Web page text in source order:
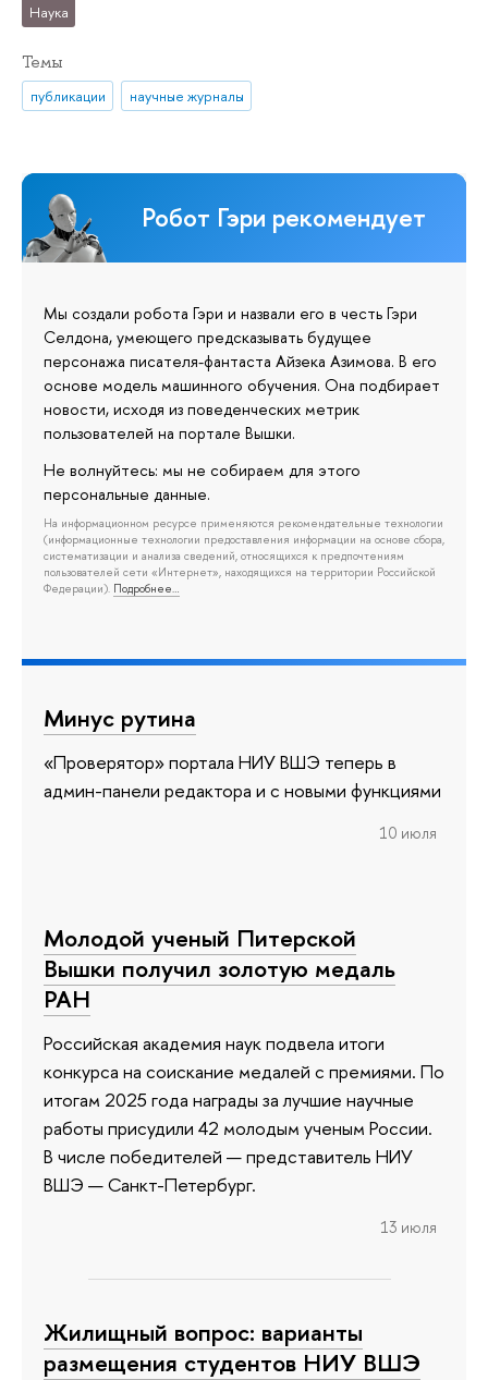
Наука
Темы
публикации научные журналы
Робот Гэри рекомендует
Мы создали робота Гэри и назвали его в честь Гэри
Селдона, умеющего предсказывать будущее
персонажа писателя-фантаста Айзека Азимова. В его
основе модель машинного обучения. Она подбирает
новости, исходя из поведенческих метрик
пользователей на портале Вышки.
Не волнуйтесь: мы не собираем для этого
персональные данные.
На информационном ресурсе применяются рекомендательные технологии
(информационные технологии предоставления информации на основе сбора,
систематизации и анализа сведений, относящихся к предпочтениям
пользователей сети «Интернет», находящихся на территории Российской
Федерации). Подробнее…
Минус рутина
«Проверятор» портала НИУ ВШЭ теперь в
админ-панели редактора и с новыми функциями
10 июля
Молодой ученый Питерской
Вышки получил золотую медаль
РАН
Российская академия наук подвела итоги
конкурса на соискание медалей с премиями. По
итогам 2025 года награды за лучшие научные
работы присудили 42 молодым ученым России.
В числе победителей — представитель НИУ
ВШЭ — Санкт-Петербург.
13 июля
Жилищный вопрос: варианты
размещения студентов НИУ ВШЭ